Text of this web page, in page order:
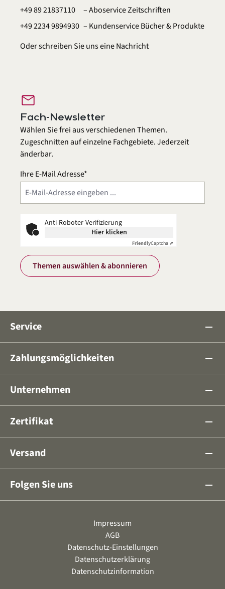
+49 89 21837110
– Aboservice Zeitschriften
+49 2234 9894930 – Kundenservice Bücher & Produkte
Oder schreiben Sie uns eineNachricht
mail
Fach-Newsletter
Wählen Sie frei aus verschiedenen Themen.
Zugeschnitten auf einzelne Fachgebiete. Jederzeit
änderbar.
Ihre E-Mail Adresse*
Anti-Roboter-Verifizierung
Hier klicken
FriendlyCaptcha ⇗
Themen auswählen & abonnieren
Service remove
Zahlungsmöglichkeiten remove
Unternehmen remove
Zertifikat remove
Versand remove
Folgen Sie uns remove
Impressum
AGB
Datenschutz-Einstellungen
Datenschutzerklärung
Datenschutzinformation